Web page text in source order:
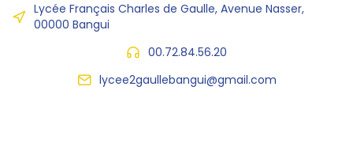
Lycée Français Charles de Gaulle, Avenue Nasser,
00000 Bangui
00.72.84.56.20
lycee2gaullebangui@gmail.com